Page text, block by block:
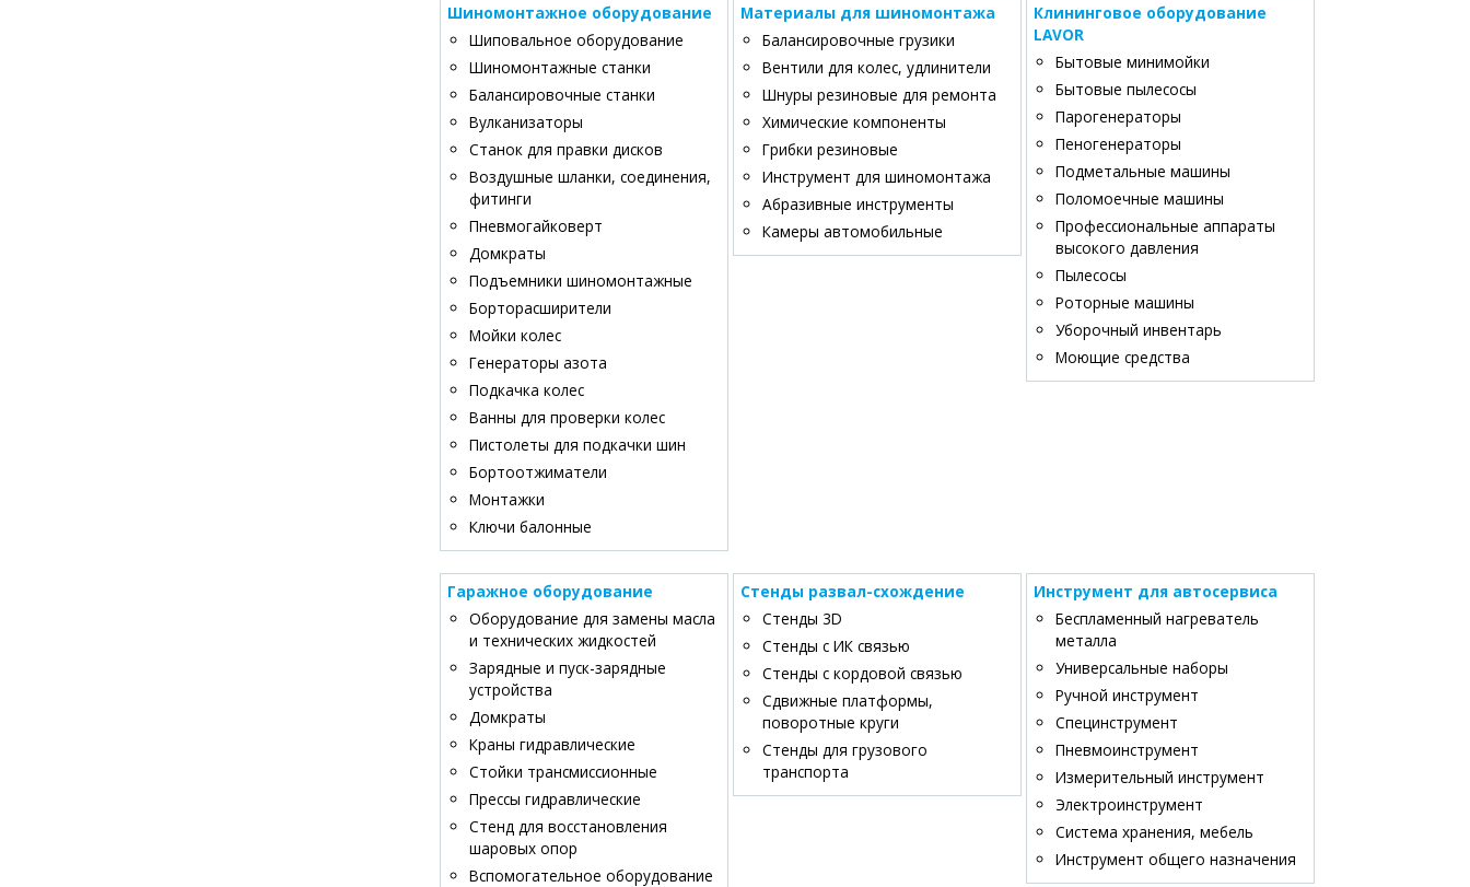
Шиномонтажное оборудование
Шиповальное оборудование
Шиномонтажные станки
Балансировочные станки
Вулканизаторы
Станок для правки дисков
Воздушные шланки, соединения,
фитинги
Пневмогайковерт
Домкраты
Подъемники шиномонтажные
Борторасширители
Мойки колес
Генераторы азота
Подкачка колес
Ванны для проверки колес
Пистолеты для подкачки шин
Бортоотжиматели
Монтажки
Ключи балонные
Материалы для шиномонтажа
Балансировочные грузики
Вентили для колес, удлинители
Шнуры резиновые для ремонта
Химические компоненты
Грибки резиновые
Инструмент для шиномонтажа
Абразивные инструменты
Камеры автомобильные
Клининговое оборудование
LAVOR
Бытовые минимойки
Бытовые пылесосы
Парогенераторы
Пеногенераторы
Подметальные машины
Поломоечные машины
Профессиональные аппараты
высокого давления
Пылесосы
Роторные машины
Уборочный инвентарь
Моющие средства
Гаражное оборудование
Оборудование для замены масла
и технических жидкостей
Зарядные и пуск-зарядные
устройства
Домкраты
Краны гидравлические
Стойки трансмиссионные
Прессы гидравлические
Стенд для восстановления
шаровых опор
Вспомогательное оборудование
Стенды развал-схождение
Стенды 3D
Стенды c ИК связью
Стенды с кордовой связью
Сдвижные платформы,
поворотные круги
Стенды для грузового
транспорта
Инструмент для автосервиса
Беспламенный нагреватель
металла
Универсальные наборы
Ручной инструмент
Специнструмент
Пневмоинструмент
Измерительный инструмент
Электроинструмент
Система хранения, мебель
Инструмент общего назначения